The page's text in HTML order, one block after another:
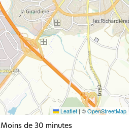
Leaflet | ©OpenStreetMap
Moins de 30 minutes